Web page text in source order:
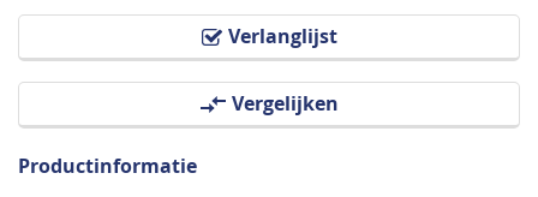
Verlanglijst
Vergelijken
van
Productinformatie